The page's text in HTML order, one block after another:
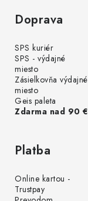
Doprava
SPS kuriér
SPS - výdajné
miesto
Zásielkovňa výdajné
miesto
Geis paleta
Zdarma nad 90 €
Platba
Online kartou -
Trustpay